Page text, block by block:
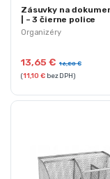
Organizéry
Zásuvky na
| – 3 čierne police
13,65€ 16,80€
(11,10€bez DPH)